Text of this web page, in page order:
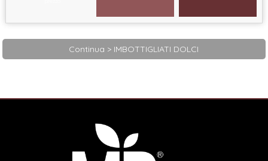
Continua > IMBOTTIGLIATI DOLCI